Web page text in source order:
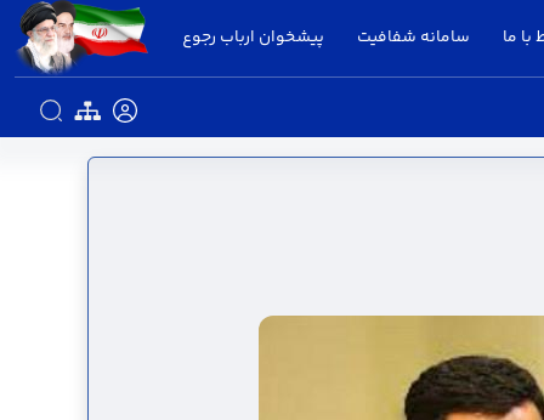
با ما سامانه شفافیت پیشخوان ارباب رجوع